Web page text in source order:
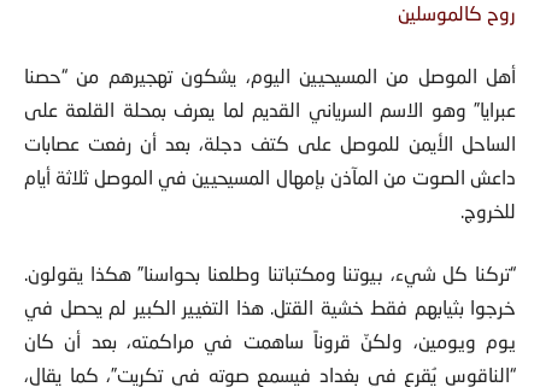
روح كالموسلين
أهل الموصل من المسيحيين اليوم، يشكون تهجيرهم من “حصنا
عبرايا” وهو الاسم السرياني القديم لما يعرف بمحلة القلعة على
الساحل الأيمن للموصل على كتف دجلة، بعد أن رفعت عصابات
داعش الصوت من المآذن بإمهال المسيحيين في الموصل ثلاثة أيام
للخروج.
“تركنا كل شيء، بيوتنا ومكتباتنا وطلعنا بحواسنا” هكذا يقولون.
خرجوا بثيابهم فقط خشية القتل. هذا التغيير الكبير لم يحصل في
يوم ويومين، ولكنّ قروناً ساهمت في مراكمته، بعد أن كان
“الناقوس يُقرع في بغداد فيسمع صوته في تكريت”، كما يقال،